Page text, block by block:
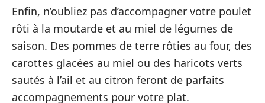
Enfin, n’oubliez pas d’accompagner votre poulet
rôti à la moutarde et au miel de légumes de
saison. Des pommes de terre rôties au four, des
carottes glacées au miel ou des haricots verts
sautés à l’ail et au citron feront de parfaits
accompagnements pour votre plat.